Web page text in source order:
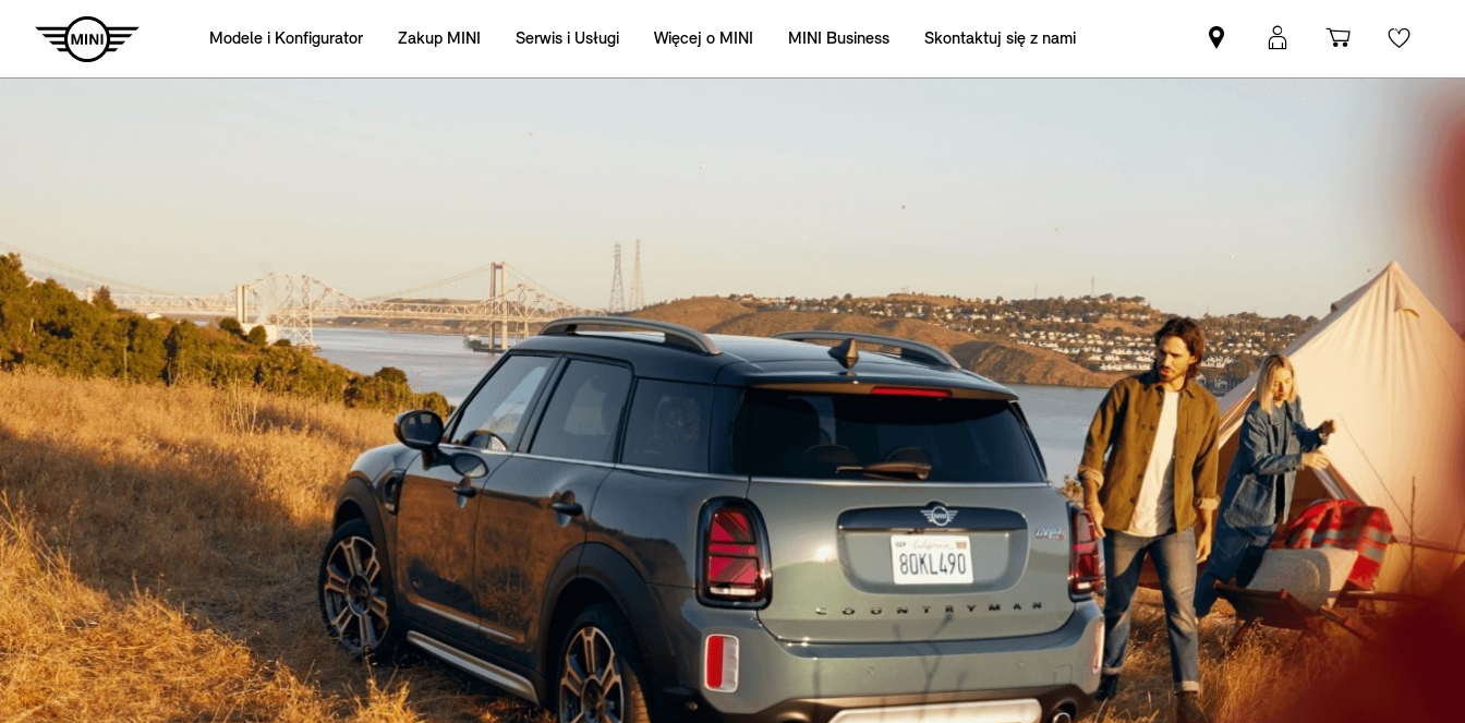
Modele i Konfigurator Zakup MINI Serwis i Usługi Więcej o MINI MINI Business Skontaktuj się z nami
Znajdź
Partnera
Logowanie
MyMini
Koszyk